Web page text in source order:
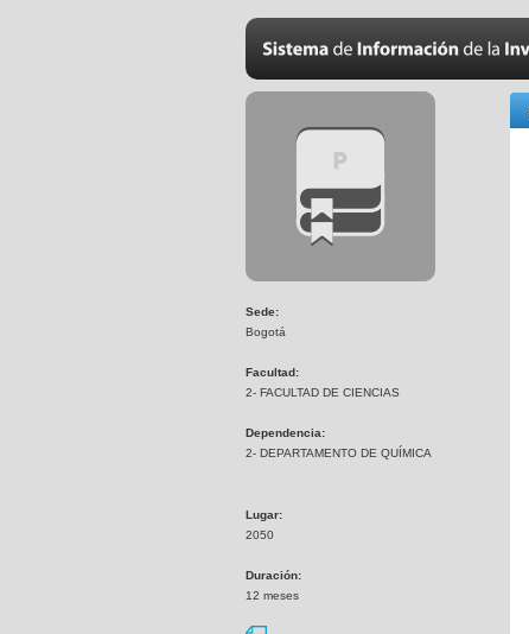
Sede:
Bogotá
Facultad:
2- FACULTAD DE CIENCIAS
Dependencia:
2- DEPARTAMENTO DE QUÍMICA
Lugar:
2050
Duración:
12 meses